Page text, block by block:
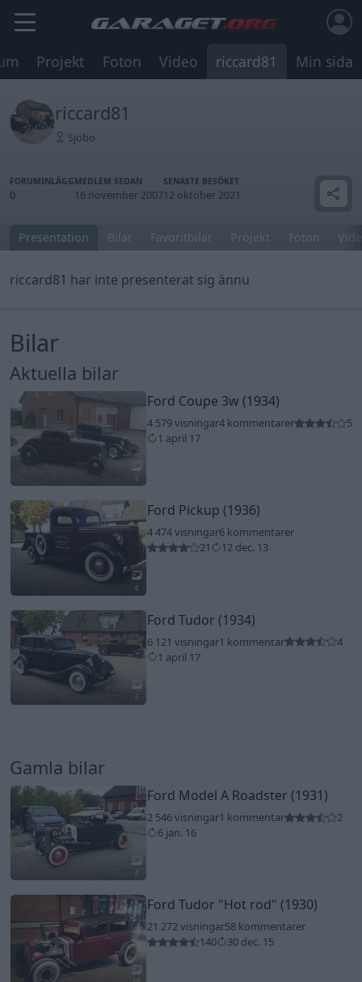
Projekt Foton Video riccard81 Min sida
riccard81
Sjöbo
FORUMINLÄGG
0
MEDLEM SEDAN
16 november 2007
SENASTE BESÖKET
12 oktober 2021
Presentation Bilar Favoritbilar Projekt Foton
riccard81 har inte presenterat sig ännu
Bilar
Aktuella bilar
5
Ford Coupe 3w (1934)
4 579 visningar4 kommentarer
5
1 april 17
8
Ford Pickup (1936)
4 474 visningar6 kommentarer
21
12 dec. 13
5
Ford Tudor (1934)
6 121 visningar1 kommentar
4
1 april 17
Gamla bilar
4
Ford Model A Roadster (1931)
2 546 visningar1 kommentar
2
6 jan. 16
Ford Tudor "Hot rod" (1930)
21 272 visningar58 kommentarer
140
30 dec. 15